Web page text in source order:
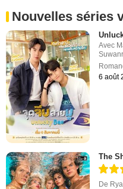
Nouvelles séries
Avec
6 août
The
De